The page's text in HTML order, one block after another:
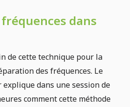
dans
de cette technique pour la
des fréquences. Le
dans une session de
comment cette méthode